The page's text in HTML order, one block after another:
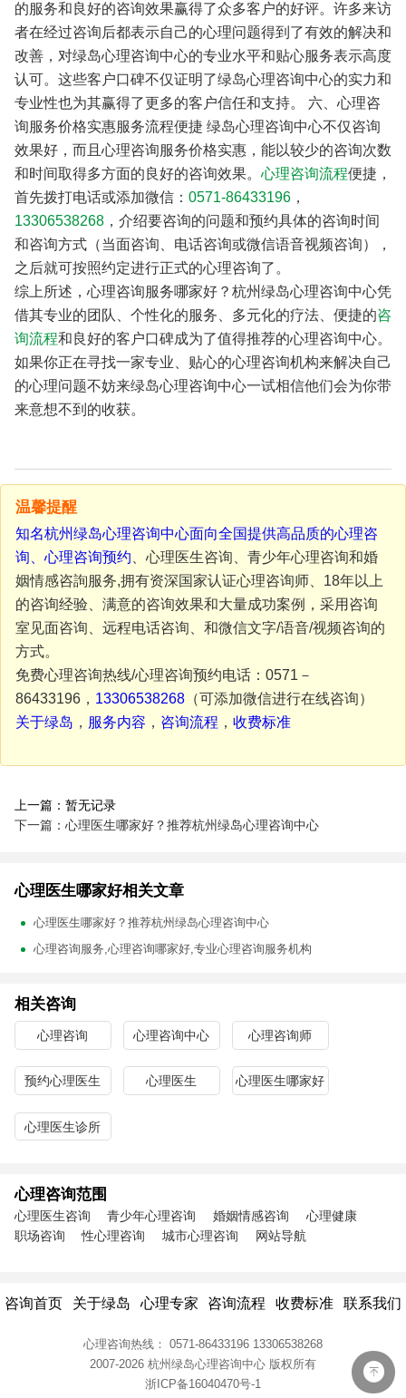
的服务和良好的咨询效果赢得了众多客户的好评。许多来访
者在经过咨询后都表示自己的心理问题得到了有效的解决和
改善，对绿岛心理咨询中心的专业水平和贴心服务表示高度
认可。这些客户口碑不仅证明了绿岛心理咨询中心的实力和
专业性也为其赢得了更多的客户信任和支持。
六、心理咨
询服务价格实惠服务流程便捷 绿岛心理咨询中心不仅咨询
效果好，而且心理咨询服务价格实惠，能以较少的咨询次数
和时间取得多方面的良好的咨询效果。 心理咨询流程便捷，
首先拨打电话或添加微信： 0571-86433196，
13306538268，介绍要咨询的问题和预约具体的咨询时间
和咨询方式（当面咨询、电话咨询或微信语音视频咨询），
之后就可按照约定进行正式的心理咨询了。
综上所述，心理咨询服务哪家好？杭州绿岛心理咨询中心凭
借其专业的团队、个性化的服务、多元化的疗法、便捷的咨
询流程和良好的客户口碑成为了值得推荐的心理咨询中心。
如果你正在寻找一家专业、贴心的心理咨询机构来解决自己
的心理问题不妨来绿岛心理咨询中心一试相信他们会为你带
来意想不到的收获。
温馨提醒
知名杭州绿岛心理咨询中心面向全国提供高品质的心理咨
询、 心理咨询预约 、心理医生咨询、青少年心理咨询和婚
姻情感咨詢服务,拥有资深国家认证心理咨询师、18年以上
的咨询经验、满意的咨询效果和大量成功案例，采用咨询
室见面咨询、远程电话咨询、和微信文字/语音/视频咨询的
方式。
免费心理咨询热线/心理咨询预约电话：0571－
86433196， 13306538268（可添加微信进行在线咨询）
关于绿岛 ， 服务内容 ， 咨询流程 ， 收费标准
上一篇：暂无记录
下一篇：心理医生哪家好？推荐杭州绿岛心理咨询中心
心理医生哪家好相关文章
心理医生哪家好？推荐杭州绿岛心理咨询中心
心理咨询服务,心理咨询哪家好,专业心理咨询服务机构
相关咨询
心理咨询 心理咨询中心 心理咨询师
预约心理医生 心理医生 心理医生哪家好
心理医生诊所
心理咨询范围
心理医生咨询 青少年心理咨询 婚姻情感咨询
心理健康
职场咨询
性心理咨询 城市心理咨询 网站导航
咨询首页 关于绿岛 心理专家 咨询流程 收费标准 联系我们
心理咨询热线： 0571-86433196 13306538268
2007-2026 杭州绿岛心理咨询中心 版权所有
浙ICP备16040470号-1